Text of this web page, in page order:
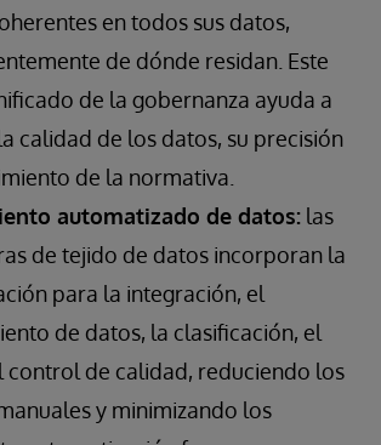
en todos sus datos,
de dónde residan. Este
de la gobernanza ayuda a
calidad de los datos, su precisión
de la normativa.
automatizado de datos: las
de tejido de datos incorporan la
para la integración, el
de datos, la clasificación, el
control de calidad, reduciendo los
y minimizando los